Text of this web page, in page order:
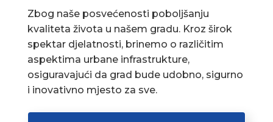
Zbog naše posvećenosti poboljšanju
kvaliteta života u našem gradu. Kroz širok
spektar djelatnosti, brinemo o različitim
aspektima urbane infrastrukture,
osiguravajući da grad bude udobno, sigurno
i inovativno mjesto za sve.